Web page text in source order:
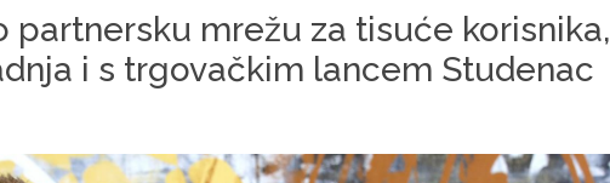
partnersku mrežu za tisuće korisnika,
i s trgovačkim lancem Studenac